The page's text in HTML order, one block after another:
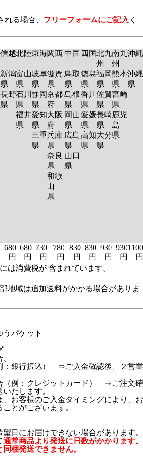
る場合、 フリーフォームにご記入 く
信越北陸東海関西 中国 四国北九
州
南九
州
沖縄
新潟
県
長野
県
富山
県
石川
県
福井
県
岐阜
県
静岡
県
愛知
県
三重
県
滋賀
県
京都
府
大阪
府
兵庫
県
奈良
県
和歌
山
県
鳥取
県
島根
県
岡山
県
広島
県
山口
県
徳島
県
香川
県
愛媛
県
高知
県
福岡
県
佐賀
県
長崎
県
大分
県
熊本
県
宮崎
県
鹿児
島
県
沖縄
県
680
円
680
円
730
円
780
円
830
円
830
円
930
円
930
円
1100
円
は消費税が 含まれています。
地域は追加送料がかかる場合がありま
うパケット
：銀行振込） ⇒ご入金確認後、２営業
（例：クレジットカード） ⇒ご注文確
たします。
お客様のご入金タイミングにより、お
とがございます。
日にお届けできない場合があります。
通常商品より発送に日数がかかります。
梱発送できません。